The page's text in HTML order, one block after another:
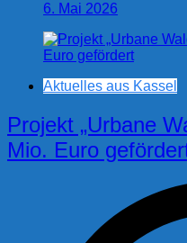
6. Mai 2026
Aktuelles aus Kassel
Projekt „Urbane
Mio. Euro